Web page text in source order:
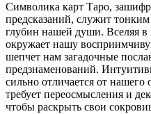
Символика карт Таро,
предсказаний, служит
глубин нашей души. Вселяя в
окружает нашу
шепчет нам загадочные
предзнаменований.
сильно отличается от
требует переосмысления и
чтобы раскрыть свои